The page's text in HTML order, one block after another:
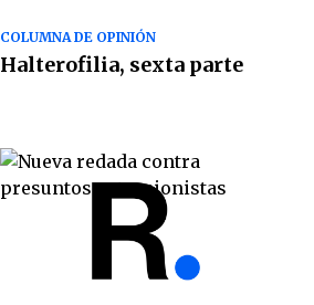
COLUMNA DE OPINIÓN
Halterofilia, sexta parte